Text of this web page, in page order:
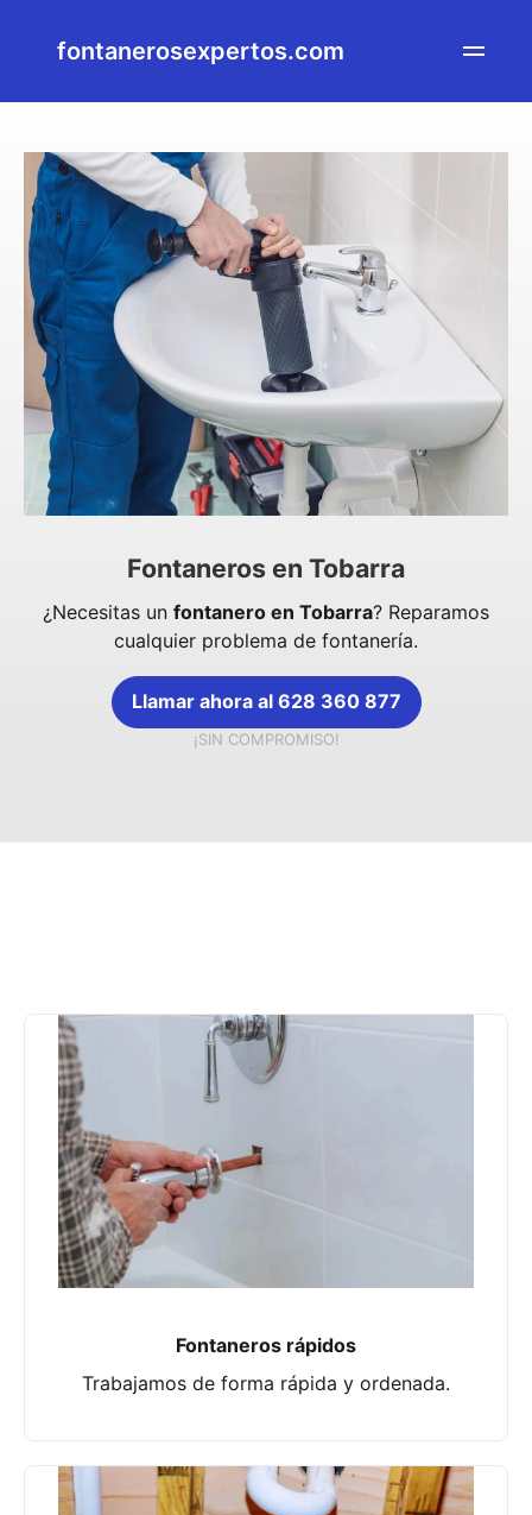
fontanerosexpertos.com
Fontaneros en Tobarra
¿Necesitas un fontanero en Tobarra? Reparamos
cualquier problema de fontanería.
Llamar ahora al 628 360 877
¡SIN COMPROMISO!
Fontaneros rápidos
Trabajamos de forma rápida y ordenada.